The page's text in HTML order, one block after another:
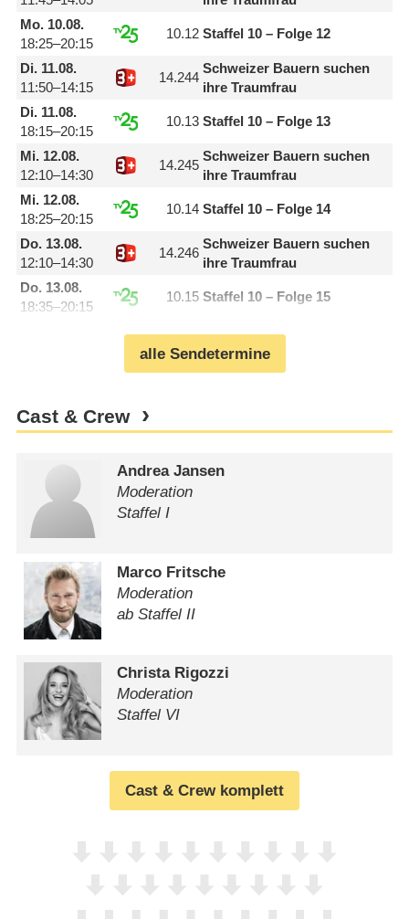
Mo.10.08.
18:25–20:15
10.12 Staffel 10 – Folge 12
Di.11.08.
11:50–14:15
14.244
Schweizer Bauern suchen
ihre Traumfrau
Di.11.08.
18:15–20:15
10.13 Staffel 10 – Folge 13
Mi.12.08.
12:10–14:30
14.245
Schweizer Bauern suchen
ihre Traumfrau
Mi.12.08.
18:25–20:15
10.14 Staffel 10 – Folge 14
Do.13.08.
12:10–14:30
14.246
Schweizer Bauern suchen
ihre Traumfrau
Do. 13.08.
18:35–20:15
10.15 Staffel 10 – Folge 15
alle Sendetermine
Cast & Crew
Andrea Jansen
Moderation
Staffel I
Marco Fritsche
Moderation
ab Staffel II
Christa Rigozzi
Moderation
Staffel VI
Cast & Crew komplett